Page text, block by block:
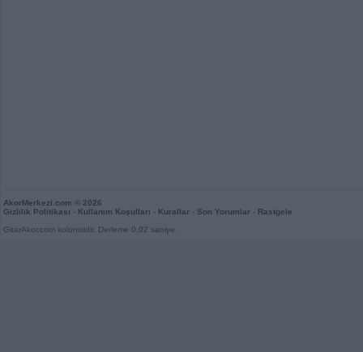
AkorMerkezi.com © 2026
Gizlilik Politikası - Kullanım Koşulları - Kurallar - Son Yorumlar - Rastgele
GitarAkor.com kolonisidir. Derleme 0,02 saniye.